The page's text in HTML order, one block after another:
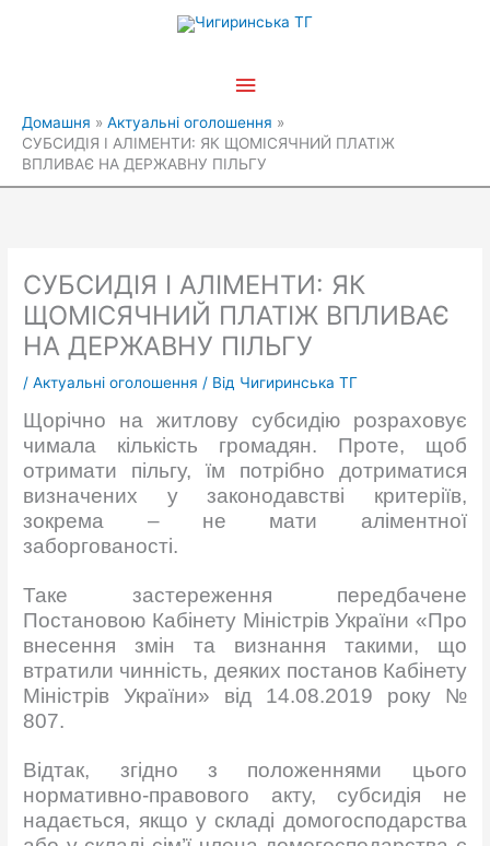
Головне
Домашня
Актуальні оголошення
СУБСИДІЯ І АЛІМЕНТИ: ЯК ЩОМІСЯЧНИЙ ПЛАТІЖ
ВПЛИВАЄ НА ДЕРЖАВНУ ПІЛЬГУ
СУБСИДІЯ І АЛІМЕНТИ: ЯК
ЩОМІСЯЧНИЙ ПЛАТІЖ ВПЛИВАЄ
НА ДЕРЖАВНУ ПІЛЬГУ
/Актуальні оголошення / Від Чигиринська ТГ
Щорічно на житлову субсидію розраховує
чимала кількість громадян. Проте, щоб
отримати пільгу, їм потрібно дотриматися
визначених у законодавстві критеріїв,
зокрема – не мати аліментної
заборгованості.
Таке застереження передбачене
Постановою Кабінету Міністрів України «Про
внесення змін та визнання такими, що
втратили чинність, деяких постанов Кабінету
Міністрів України» від 14.08.2019 року №
807.
Відтак, згідно з положеннями цього
нормативно-правового акту, субсидія не
надається, якщо у складі домогосподарства